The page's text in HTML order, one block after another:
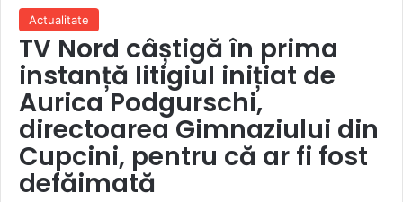
Actualitate
TV Nord câștigă în prima
instanță litigiul inițiat de
Aurica Podgurschi,
directoarea Gimnaziului din
Cupcini, pentru că ar fi fost
defăimată